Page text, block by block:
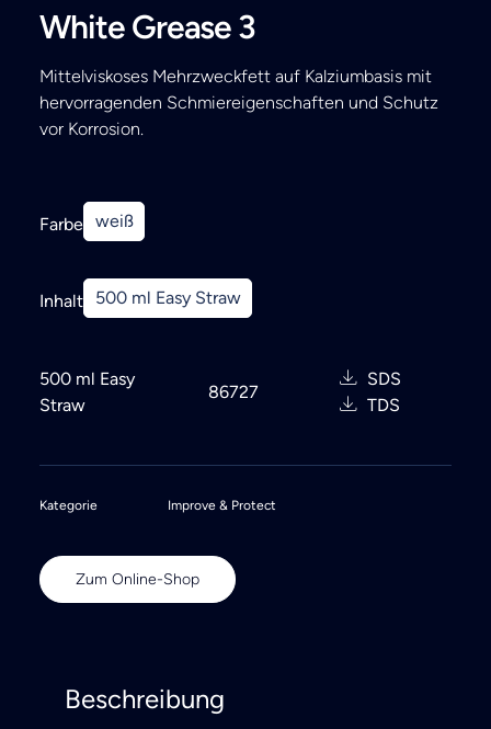
White Grease 3
Mittelviskoses Mehrzweckfett auf Kalziumbasis mit
hervorragenden Schmiereigenschaften und Schutz
vor Korrosion.
Farbe weiß
Inhalt 500 ml Easy Straw
500 ml Easy
Straw
86727
SDS
TDS
Kategorie Improve & Protect
Zum Online-Shop
Beschreibung